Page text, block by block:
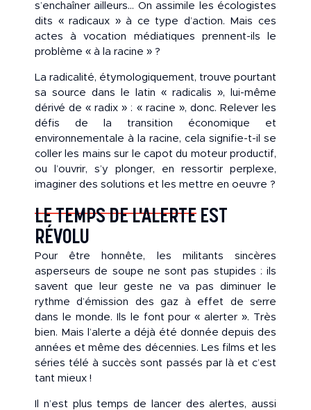
s’enchaîner ailleurs… On assimile les écologistes
dits « radicaux » à ce type d’action. Mais ces
actes à vocation médiatiques prennent-ils le
problème « à la racine » ?
La radicalité, étymologiquement, trouve pourtant
sa source dans le latin « radicalis », lui-même
dérivé de « radix » : « racine », donc. Relever les
défis de la transition économique et
environnementale à la racine, cela signifie-t-il se
coller les mains sur le capot du moteur productif,
ou l’ouvrir, s’y plonger, en ressortir perplexe,
imaginer des solutions et les mettre en oeuvre ?
LE TEMPS DE L'ALERTE EST
RÉVOLU
Pour être honnête, les militants sincères
asperseurs de soupe ne sont pas stupides : ils
savent que leur geste ne va pas diminuer le
rythme d’émission des gaz à effet de serre
dans le monde. Ils le font pour « alerter ». Très
bien. Mais l’alerte a déjà été donnée depuis des
années et même des décennies. Les films et les
séries télé à succès sont passés par là et c’est
tant mieux !
Il n’est plus temps de lancer des alertes, aussi